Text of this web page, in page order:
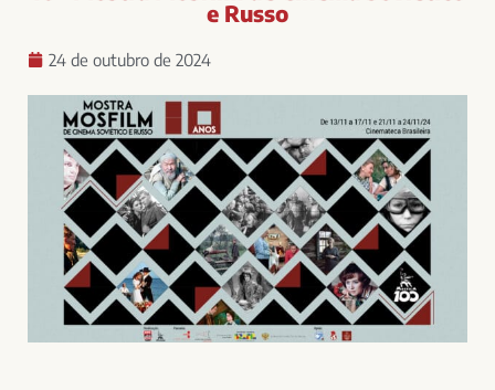
e Russo
24 de outubro de 2024